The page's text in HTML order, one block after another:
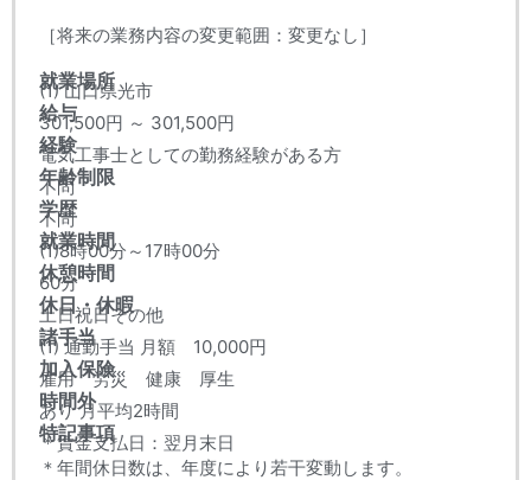
［将来の業務内容の変更範囲：変更なし］
就業場所
(1) 山口県光市
給与
301,500円 ～ 301,500円
経験
電気工事士としての勤務経験がある方
年齢制限
不問
学歴
不問
就業時間
(1)8時00分～17時00分
休憩時間
60分
休日・休暇
土日祝日その他
諸手当
(1) 通勤手当 月額 10,000円
加入保険
雇用 労災 健康 厚生
時間外
あり 月平均2時間
特記事項
＊賃金支払日：翌月末日
＊年間休日数は、年度により若干変動します。